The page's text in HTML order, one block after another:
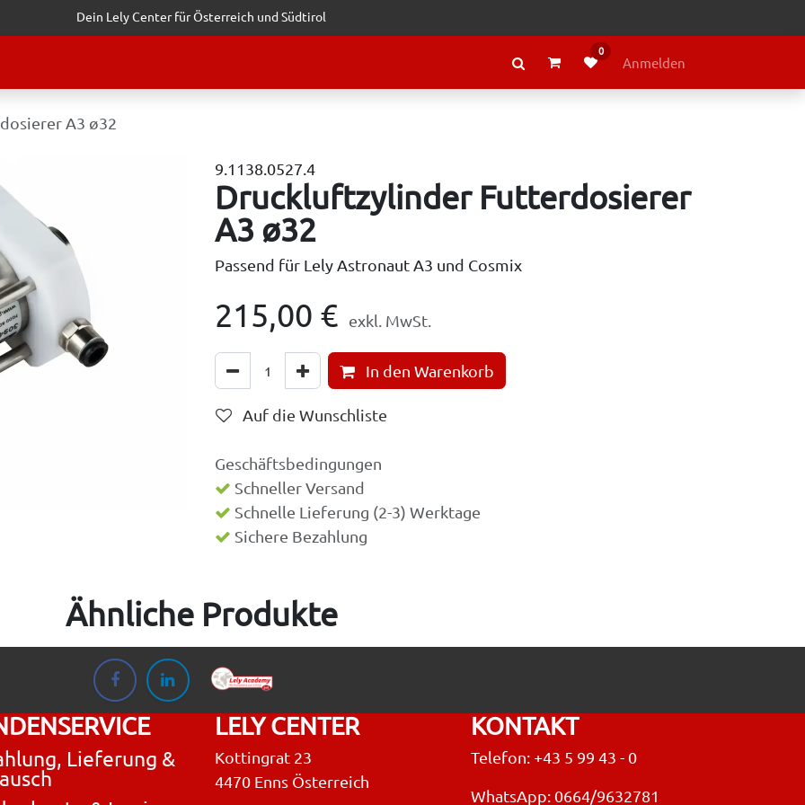
Dein Lely Center für Österreich und Südtirol
ÜBER LELY
0
Anmelden
A3 ø32
9.1138.0527.4
Druckluftzylinder Futterdosierer
A3 ø32
Passend für Lely Astronaut A3 und Cosmix
215,00 € exkl. MwSt.
In den Warenkorb
Auf die Wunschliste
Geschäftsbedingungen
Schneller Versand
Schnelle Lieferung (2-3) Werktage
Sichere Bezahlung
Ähnliche Produkte
Lieferung &
LELY CENTER
Kottingrat 23
4470 Enns Österreich
KONTAKT
Telefon: +43 5 99 43 - 0
WhatsApp: 0664/9632781